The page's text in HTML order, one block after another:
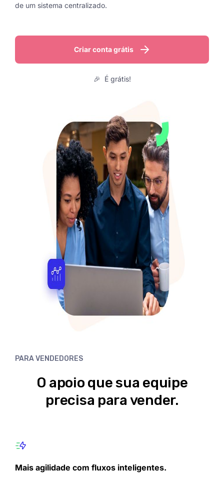
de um sistema centralizado.
Criar conta grátis
🎉 É grátis!
PARA VENDEDORES
O apoio que sua equipe
precisa para vender.
Mais agilidade com fluxos inteligentes.